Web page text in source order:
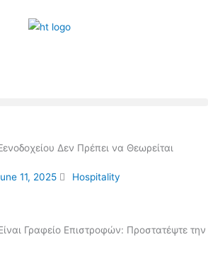
Δεν Πρέπει να Θεωρείται
11, 2025
Hospitality
Γραφείο Επιστροφών: Προστατέψτε την